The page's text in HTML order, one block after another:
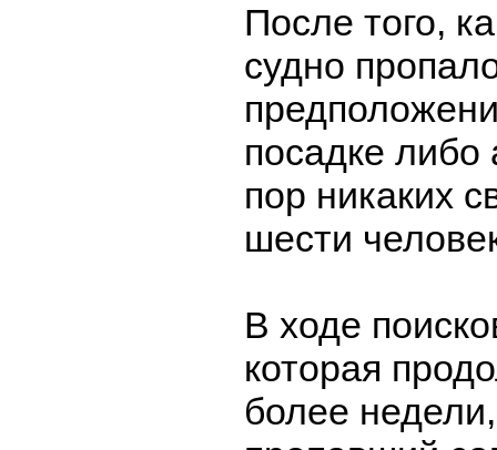
После того,
судно
посадке либо
пор никаких
шести
В ходе
которая
более